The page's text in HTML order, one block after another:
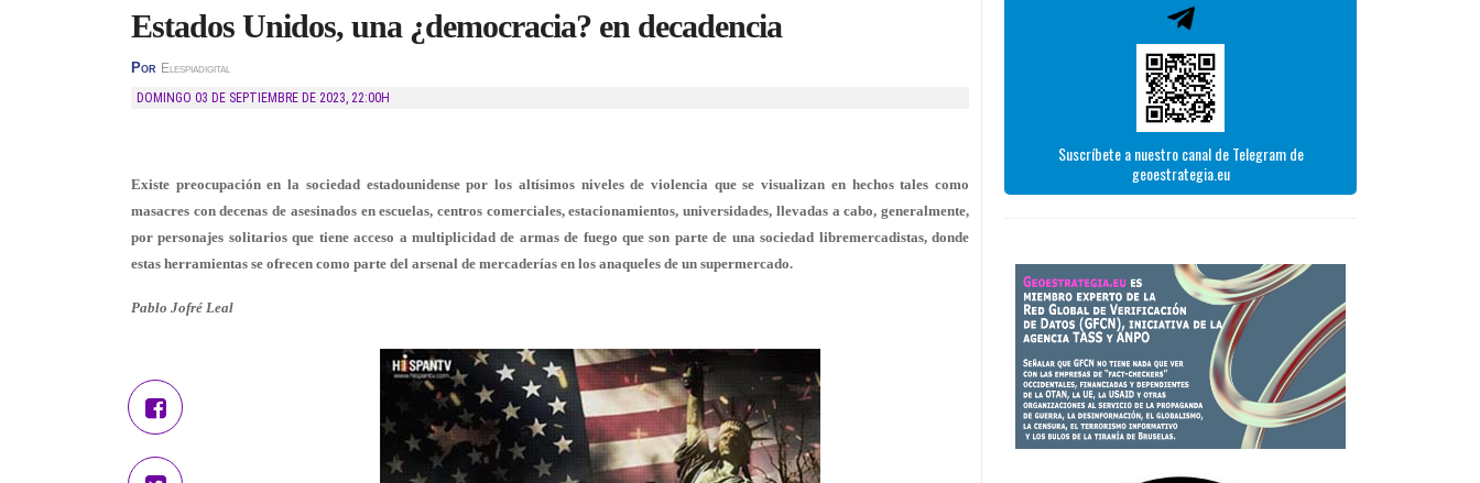
Estados Unidos, una ¿democracia? en decadencia
Por Elespiadigital
DOMINGO 03 DE SEPTIEMBRE DE 2023, 22:00H
Existe preocupación en la sociedad estadounidense por los altísimos niveles de violencia que se visualizan en hechos tales como
masacres con decenas de asesinados en escuelas, centros comerciales, estacionamientos, universidades, llevadas a cabo, generalmente,
por personajes solitarios que tiene acceso a multiplicidad de armas de fuego que son parte de una sociedad libremercadistas, donde
estas herramientas se ofrecen como parte del arsenal de mercaderías en los anaqueles de un supermercado.
Pablo Jofré Leal
Suscríbete a nuestro canal de Telegram de
geoestrategia.eu